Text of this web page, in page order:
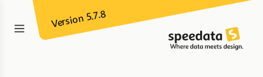
Version 5.7.8